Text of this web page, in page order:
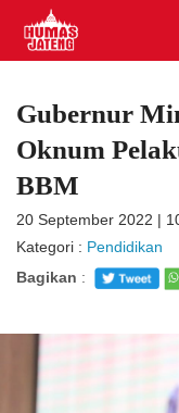
Gubernur
Oknum
BBM
20 September 2022 |
Kategori : Pendidikan
Bagikan :